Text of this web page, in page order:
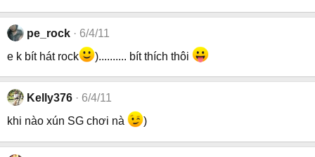
pe_rock
6/4/11
e k bít hát rock
).......... bít thích thôi
Kelly376
6/4/11
khi nào xún SG chơi nà
)